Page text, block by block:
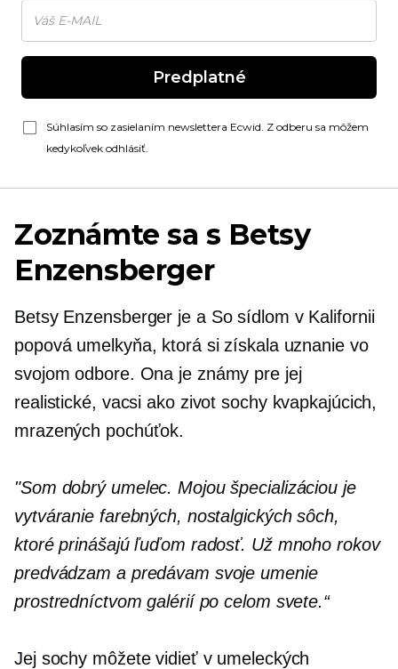
Predplatné
Súhlasím so zasielaním newslettera Ecwid. Z odberu sa môžem
kedykoľvek odhlásiť.
Zoznámte sa s Betsy
Enzensberger
Betsy Enzensberger je a So sídlom v Kalifornii
popová umelkyňa, ktorá si získala uznanie vo
svojom odbore. Ona je známy pre jej
realistické, vacsi ako zivot sochy kvapkajúcich,
mrazených pochúťok.
"Som dobrý umelec. Mojou špecializáciou je
vytváranie farebných, nostalgických sôch,
ktoré prinášajú ľuďom radosť. Už mnoho rokov
predvádzam a predávam svoje umenie
prostredníctvom galérií po celom svete.“
Jej sochy môžete vidieť v umeleckých